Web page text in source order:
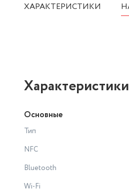
ХАРАКТЕРИСТИКИ
Характеристики
Основные
Тип
NFC
Bluetooth
Wi-Fi